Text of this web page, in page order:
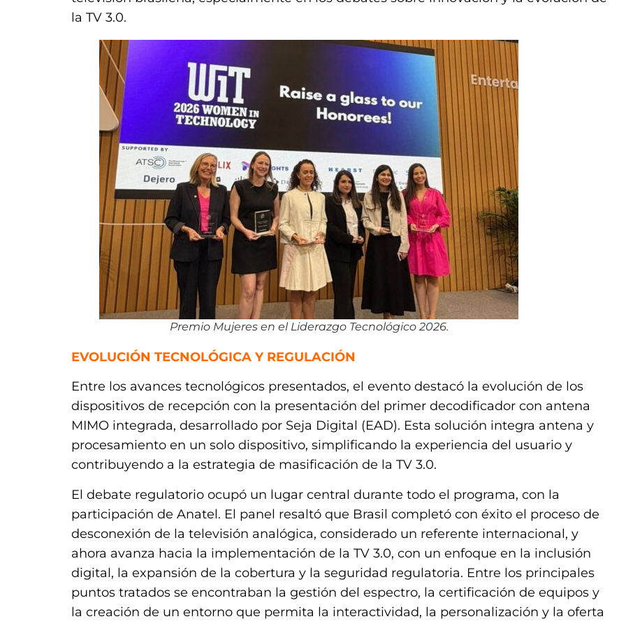
la TV 3.0.
Premio Mujeres en el Liderazgo Tecnológico 2026.
EVOLUCIÓN TECNOLÓGICA Y REGULACIÓN
Entre los avances tecnológicos presentados, el evento destacó la evolución de los
dispositivos de recepción con la presentación del primer decodificador con antena
MIMO integrada, desarrollado por Seja Digital (EAD). Esta solución integra antena y
procesamiento en un solo dispositivo, simplificando la experiencia del usuario y
contribuyendo a la estrategia de masificación de la TV 3.0.
El debate regulatorio ocupó un lugar central durante todo el programa, con la
participación de Anatel. El panel resaltó que Brasil completó con éxito el proceso de
desconexión de la televisión analógica, considerado un referente internacional, y
ahora avanza hacia la implementación de la TV 3.0, con un enfoque en la inclusión
digital, la expansión de la cobertura y la seguridad regulatoria. Entre los principales
puntos tratados se encontraban la gestión del espectro, la certificación de equipos y
la creación de un entorno que permita la interactividad, la personalización y la oferta